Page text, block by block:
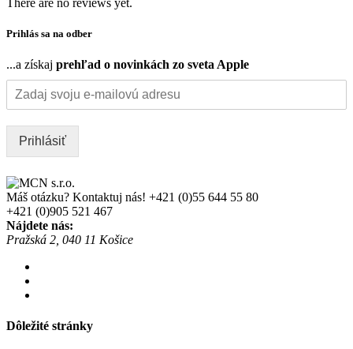
Prihlás sa na odber
...a získaj prehľad o novinkách zo sveta Apple
Prihlásiť
Máš otázku? Kontaktuj nás! +421 (0)55 644 55 80
+421 (0)905 521 467
Nájdete nás:
Pražská 2, 040 11 Košice
Dôležité stránky